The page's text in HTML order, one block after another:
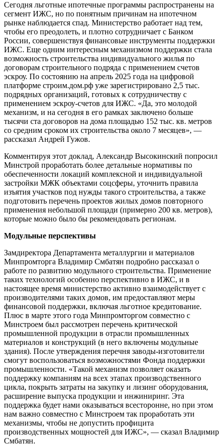
Сегодня льготные ипотечные программы распространены на
сегмент ИЖС, но по понятным причинам на ипотечном
рынке наблюдается спад. Министерство работает над тем,
чтобы его преодолеть, и плотно сотрудничает с Банком
России, совершенствуя финансовые инструменты поддержки
ИЖС. Еще одним интересным механизмом поддержки стала
возможность строительства индивидуального жилья по
договорам строительного подряда с применением счетов
эскроу. По состоянию на апрель 2025 года на цифровой
платформе строим.дом.рф уже зарегистрировано 2,5 тыс.
подрядных организаций, готовых к сотрудничеству с
применением эскроу-счетов для ИЖС. «Да, это молодой
механизм, и на сегодня в его рамках заключено больше
тысячи ста договоров на дома площадью 152 тыс. кв. метров
со средним сроком их строительства около 7 месяцев», —
рассказал Андрей Гужов.
Комментируя этот доклад, Александр Высокинский попросил
Минстрой проработать более детальные нормативы по
обеспеченности локаций комплексной и индивидуальной
застройки МЖК объектами соцсферы, уточнить правила
изъятия участков под нужды такого строительства, а также
подготовить перечень проектов жилых домов повторного
применения небольшой площади (примерно 200 кв. метров),
которые можно было бы рекомендовать регионам.
Модульные перспективы
Замдиректора Департамента металлургии и материалов
Минпромторга Владимир Смбатян подробно рассказал о
работе по развитию модульного строительства. Применение
таких технологий особенно перспективно в ИЖС, и в
настоящее время министерство активно взаимодействует с
производителями таких домов, им предоставляют меры
финансовой поддержки, включая льготное кредитование.
Плюс в марте этого года Минпромторгом совместно с
Минстроем был рассмотрен перечень критической
промышленной продукции в отрасли промышленных
материалов и конструкций (в него включены модульные
здания). После утверждения перечня заводы-изготовители
смогут воспользоваться возможностями Фонда поддержки
промышленности. «Такой механизм позволяет оказать
поддержку компаниям на всех этапах производственного
цикла, покрыть затраты на закупку и лизинг оборудования,
расширение выпуска продукции и инжиниринг. Эта
поддержка будет нами оказываться всесторонне, но при этом
нам важно совместно с Минстроем так проработать эти
механизмы, чтобы не допустить профицита
производственных мощностей для ИЖС», — сказал Владимир
Смбатян.